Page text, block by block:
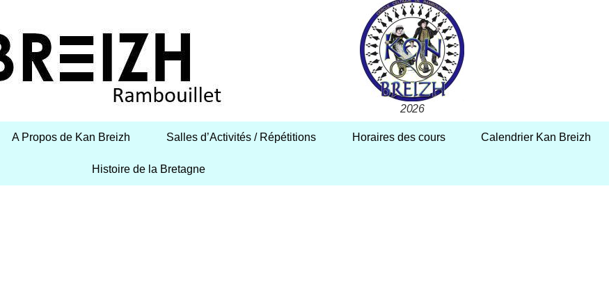
2026
A Propos de Kan Breizh Salles d’Activités / Répétitions Horaires des cours Calendrier Kan Breizh
Histoire de la Bretagne